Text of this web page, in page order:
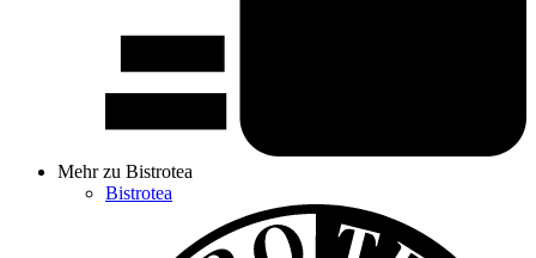
Mehr zu Bistrotea
Bistrotea